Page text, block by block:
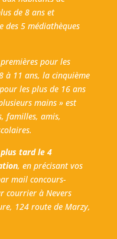
de 8 ans et
des 5 médiathèques
pour les
à 11 ans, la cinquième
les plus de 16 ans
mains » est
familles, amis,
tard le 4
, en précisant vos
mail concours-
courrier à Nevers
124 route de Marzy,